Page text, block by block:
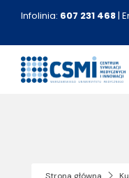
zawartości
Infolinia: 607 231 468|